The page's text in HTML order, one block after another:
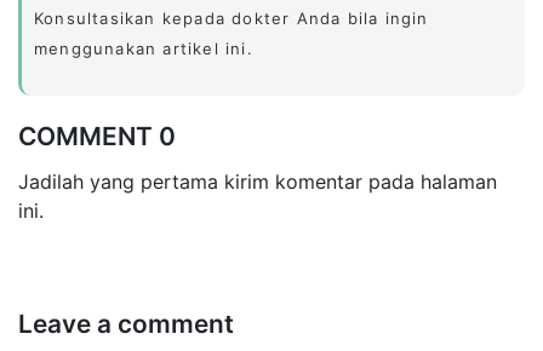
Konsultasikan kepada dokter Anda bila ingin
menggunakan artikel ini.
COMMENT 0
Jadilah yang pertama kirim komentar pada halaman
ini.
Leave a comment